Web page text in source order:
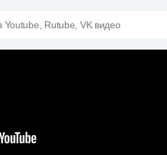
Youtube, Rutube, VK видео